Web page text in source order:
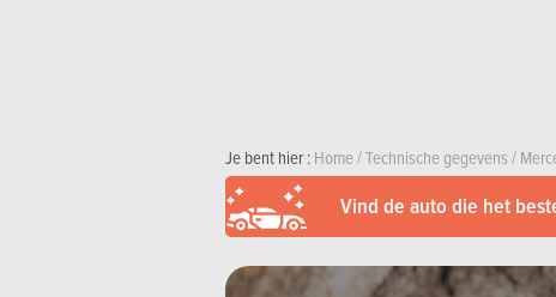
Je bent hier :Home/Technische gegevens/
Vind de auto die het